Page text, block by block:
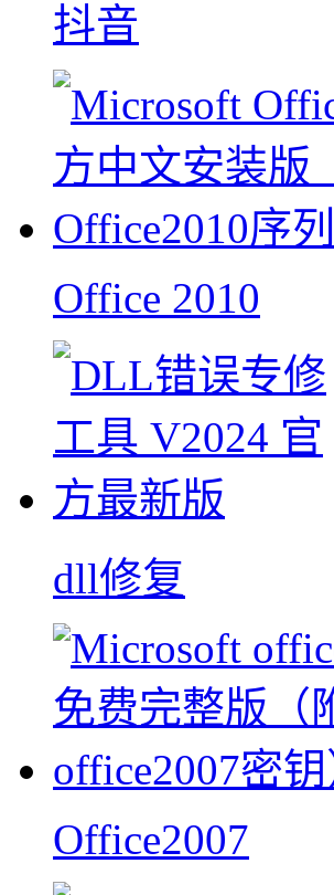
抖音
Office 2010
dll修复
Office2007